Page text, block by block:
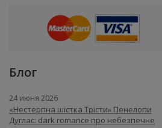
Блог
24 июня 2026
«Нестерпна шістка Трісти» Пенелопи
Дуглас: dark romance про небезпечне